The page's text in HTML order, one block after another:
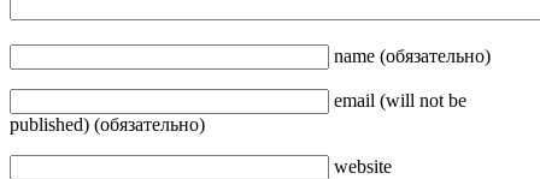
name (обязательно)
email (will not be
published) (обязательно)
website